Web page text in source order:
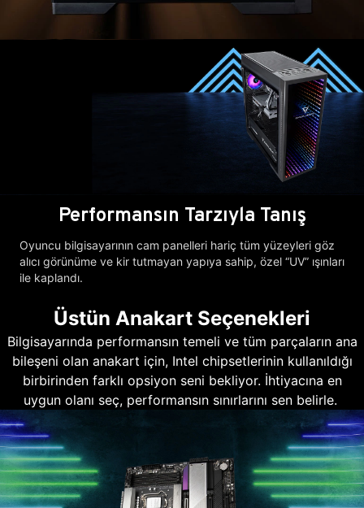
Performansın Tarzıyla Tanış
Oyuncu bilgisayarının cam panelleri hariç tüm yüzeyleri göz
alıcı görünüme ve kir tutmayan yapıya sahip, özel “UV” ışınları
ile kaplandı.
Üstün Anakart Seçenekleri
Bilgisayarında performansın temeli ve tüm parçaların ana
bileşeni olan anakart için, Intel chipsetlerinin kullanıldığı
birbirinden farklı opsiyon seni bekliyor. İhtiyacına en
uygun olanı seç, performansın sınırlarını sen belirle.